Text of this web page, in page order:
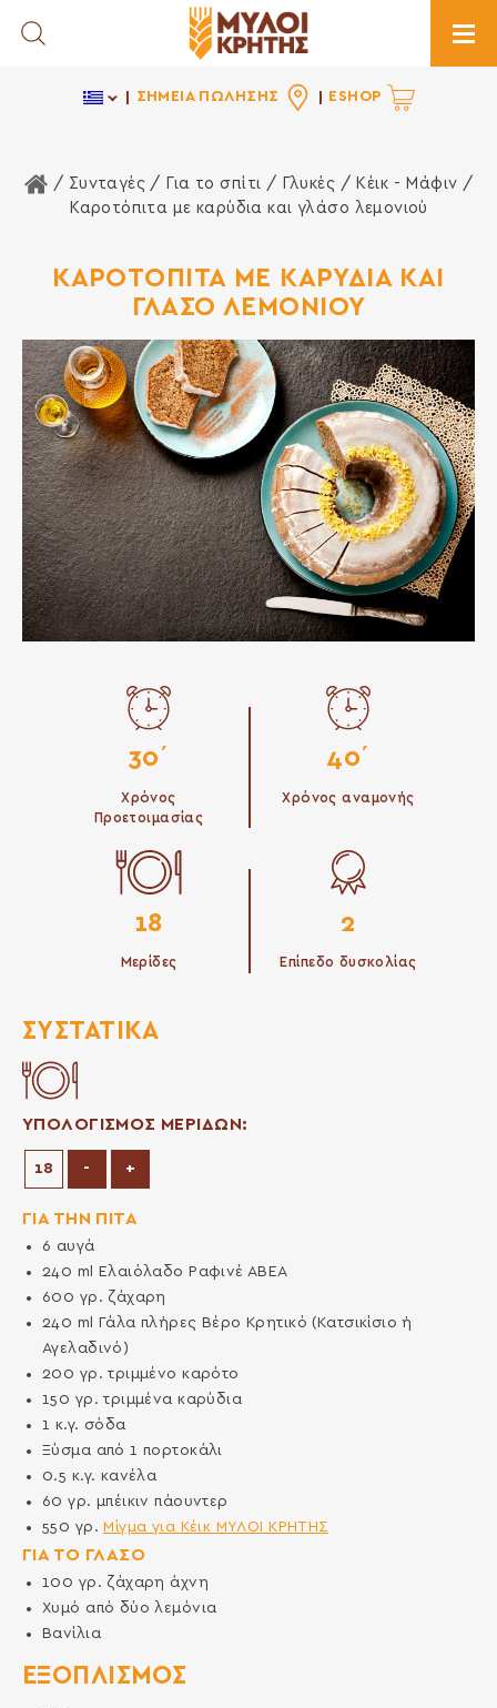
Toggle Search
ΣΗΜΕΙΑ ΠΩΛΗΣΗΣ ESHOP
Αρχική Σελίδα
/ Συνταγές / Για το σπίτι / Γλυκές / Κέικ - Μάφιν /
Καροτόπιτα με καρύδια και γλάσο λεμονιού
ΚΑΡΟΤΟΠΙΤΑ ΜΕ ΚΑΡΥΔΙΑ ΚΑΙ
ΓΛΑΣΟ ΛΕΜΟΝΙΟΥ
30΄
Χρόνος
Προετοιμασίας
40΄
Χρόνος αναμονής
18
Μερίδες
2
Επίπεδο δυσκολίας
ΣΥΣΤΑΤΙΚΆ
ΥΠΟΛΟΓΙΣΜΟΣ ΜΕΡΙΔΩΝ:
- Μείωση μερίδων
+Αύξηση μερίδων
ΓΙΑ ΤΗΝ ΠΙΤΑ
6 αυγά
240 ml Ελαιόλαδο Ραφινέ ΑΒΕΑ
600 γρ. ζάχαρη
240 ml Γάλα πλήρες Βέρο Κρητικό (Κατσικίσιο ή
Αγελαδινό)
200 γρ.τριμμένο καρότο
150 γρ.τριμμένα καρύδια
1 κ.γ. σόδα
Ξύσμα από 1 πορτοκάλι
0.5 κ.γ. κανέλα
60γρ. μπέικιν πάουντερ
550 γρ.Μίγμα για Κέικ ΜΥΛΟΙ ΚΡΗΤΗΣ
ΓΙΑ ΤΟ ΓΛΑΣΟ
100 γρ. ζάχαρη άχνη
Χυμό από δύο λεμόνια
Βανίλια
ΕΞΟΠΛΙΣΜΌΣ